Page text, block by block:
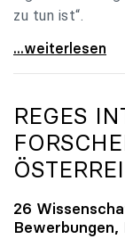
zu tun ist“.
Universitäten:
...weiterlesen
REGES
26